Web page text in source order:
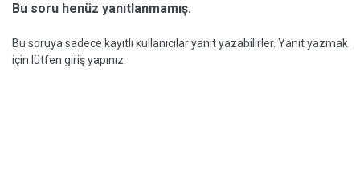
Bu soru henüz yanıtlanmamış.
Bu soruya sadece kayıtlı kullanıcılar yanıt yazabilirler. Yanıt yazmak
için lütfen giriş yapınız.